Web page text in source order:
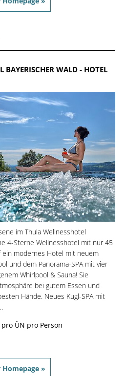
BAYERISCHER WALD- HOTEL
im Thula Wellnesshotel
4-Sterne Wellnesshotel mit nur 45
ein modernes Hotel mit neuem
und dem Panorama-SPA mit vier
Whirlpool & Sauna! Sie
bei gutem Essen und
Hände. Neues Kugl-SPA mit
ÜN pro Person
Homepage »